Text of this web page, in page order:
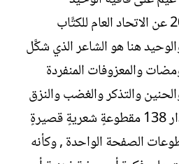
والصادرة هذا العام 2024 عن الاتحاد العام للكتَّاب
هنا هو الشاعر الذي شكَّل
والمعزوفات المنفردة
والتذكر والغضب والنزق
والخيبة والثمالة على مدار 138 مقطوعةٍ شعريةٍ قصيرةٍ
الصفحة الواحدة , وكأنه